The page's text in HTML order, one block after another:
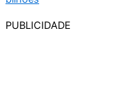
PUBLICIDADE